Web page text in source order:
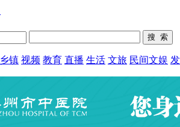
乡镇 视频 教育 直播 生活 文旅 民间文娱